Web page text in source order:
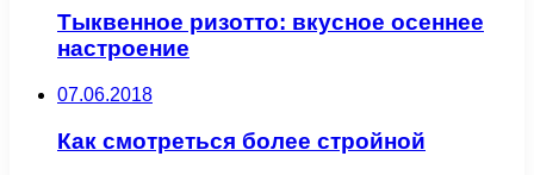
Тыквенное ризотто: вкусное осеннее
настроение
07.06.2018
Как смотреться более стройной